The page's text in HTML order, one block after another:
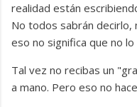
realidad están
No todos sabrán
eso no significa que no lo
Tal vez no recibas un
a mano. Pero eso no